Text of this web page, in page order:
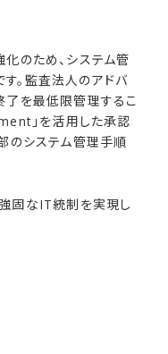
のため、システム管
。監査法人のアドバ
了を最低限管理するこ
」を活用した承認
のシステム管理手順
固なIT統制を実現し